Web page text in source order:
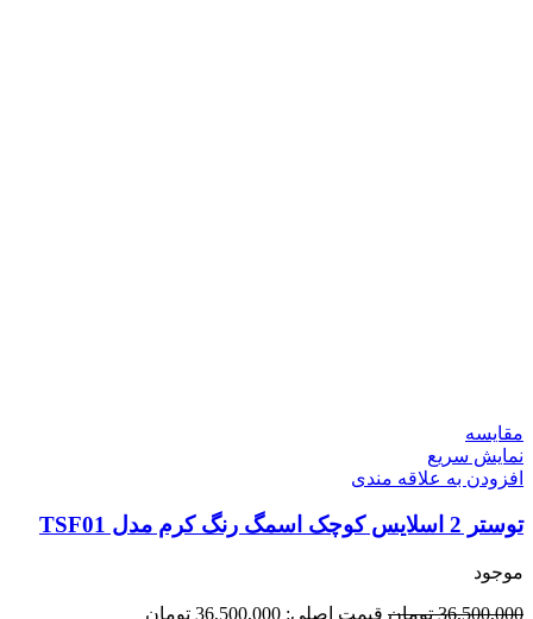
مقايسه
نمایش سریع
افزودن به علاقه مندی
توستر 2 اسلایس کوچک اسمگ رنگ کرم مدل TSF01
موجود
36,500,000 تومان
قیمت اصلی: 36,500,000 تومان